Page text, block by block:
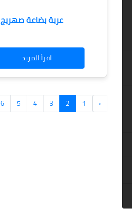
عربة بضاعة صهريج
اقرأ المزيد
›
1
2
3
4
5
6